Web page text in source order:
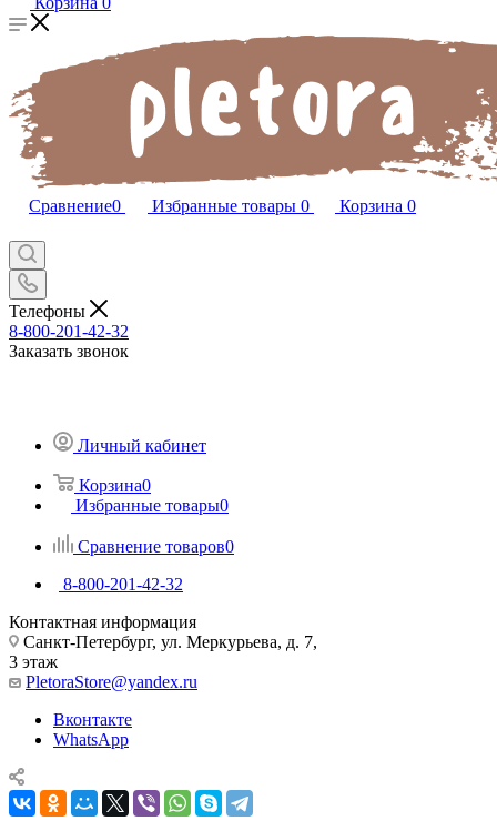
Сравнение0 Избранные товары 0 Корзина 0
Телефоны
8-800-201-42-32
Заказать звонок
Личный кабинет
Корзина0
Избранные товары0
Сравнение товаров0
8-800-201-42-32
Контактная информация
Санкт-Петербург, ул. Меркурьева, д. 7,
3 этаж
PletoraStore@yandex.ru
Вконтакте
WhatsApp